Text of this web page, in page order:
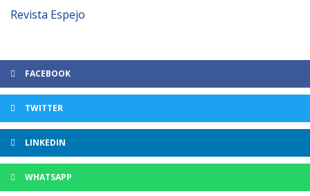
Revista Espejo
FACEBOOK
TWITTER
LINKEDIN
WHATSAPP